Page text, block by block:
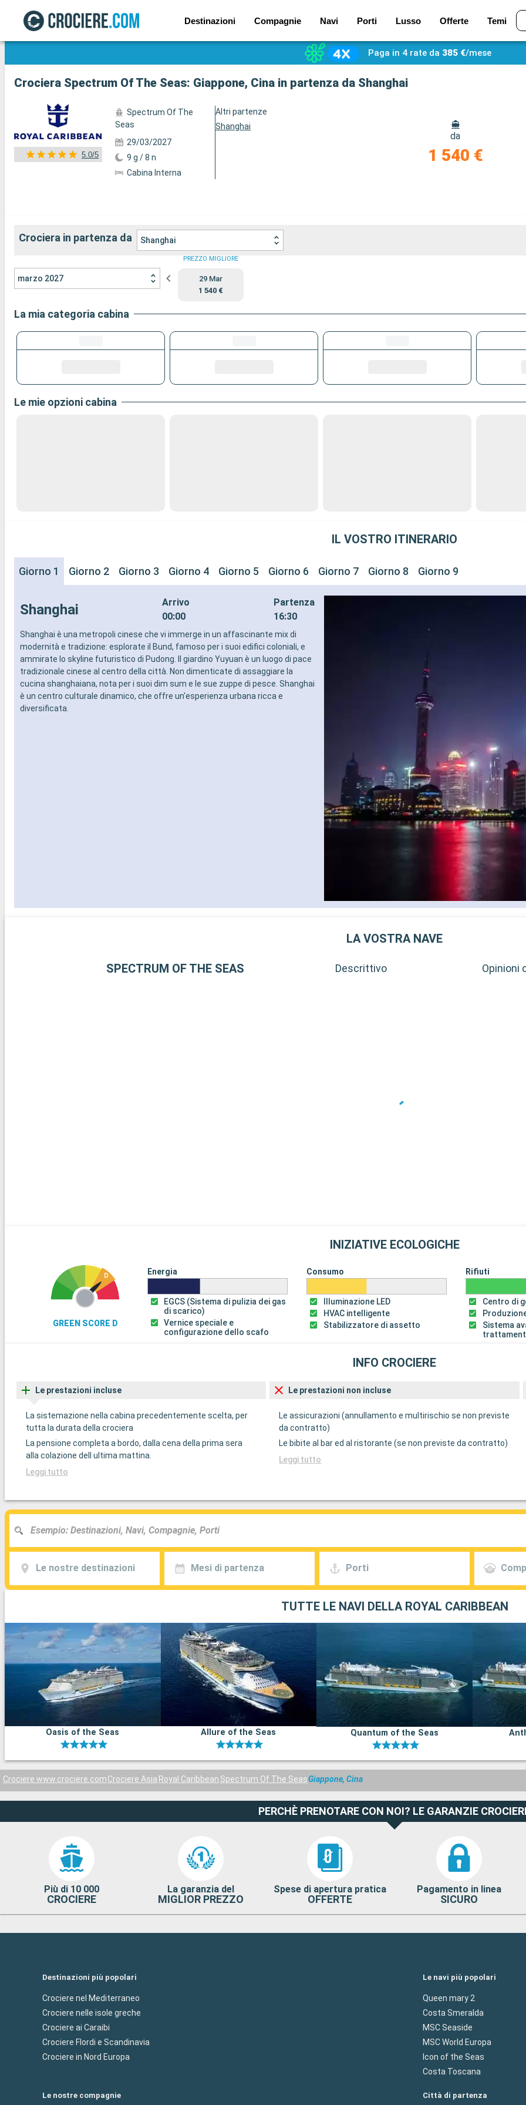
Destinazioni Compagnie Navi Porti Lusso Offerte Temi
Mostra le altre 53 foto
Paga in 4 rate da 385 €/mese
Crociera Spectrum Of The Seas: Giappone, Cina in partenza da Shanghai
5.0/5
Spectrum Of The
Seas
29/03/2027
9 g / 8 n
Cabina Interna
Altri partenze
Shanghai
da
1 540 €
Crociera in partenza da Shanghai
marzo 2027
PREZZO MIGLIORE
29 Mar
1 540 €
La mia categoria cabina
Le mie opzioni cabina
IL VOSTRO ITINERARIO
Giorno 1 Giorno 2 Giorno 3 Giorno 4 Giorno 5 Giorno 6 Giorno 7 Giorno 8 Giorno 9
Shanghai
Arrivo
00:00
Partenza
16:30
Shanghai è una metropoli cinese che vi immerge in un affascinante mix di
modernità e tradizione: esplorate il Bund, famoso per i suoi edifici coloniali, e
ammirate lo skyline futuristico di Pudong. Il giardino Yuyuan è un luogo di pace
tradizionale cinese al centro della città. Non dimenticate di assaggiare la
cucina shanghaiana, nota per i suoi dim sum e le sue zuppe di pesce. Shanghai
è un centro culturale dinamico, che offre un'esperienza urbana ricca e
diversificata.
LA VOSTRA NAVE
SPECTRUM OF THE SEAS Descrittivo Opinioni
INIZIATIVE ECOLOGICHE
GREEN SCORE D
Energia
EGCS (Sistema di pulizia dei gas
di scarico)
Vernice speciale e
configurazione dello scafo
Consumo
Illuminazione LED
HVAC intelligente
Stabilizzatore di assetto
Rifiuti
Centro di
Sistema
INFO CROCIERE
Le prestazioni incluse
La sistemazione nella cabina precedentemente scelta, per
tutta la durata della crociera
La pensione completa a bordo, dalla cena della prima sera
alla colazione dell ultima mattina.
Leggi tutto
Le prestazioni non incluse
Le assicurazioni (annullamento e multirischio se non previste
da contratto)
Le bibite al bar ed al ristorante (se non previste da contratto)
Leggi tutto
Le nostre destinazioni Mesi di partenza Porti
TUTTE LE NAVI DELLA ROYAL CARIBBEAN
Oasis of the Seas Allure of the Seas Quantum of the Seas
Crociere www.crociere.comCrociere Asia Royal Caribbean Spectrum Of The SeasGiappone, Cina
PERCHÈ PRENOTARE CON NOI? LE GARANZIE
Più di 10 000
CROCIERE
La garanzia del
MIGLIOR PREZZO
Spese di apertura pratica
OFFERTE
Pagamento in linea
SICURO
Destinazioni più popolari
Crociere nel Mediterraneo
Crociere nelle isole greche
Crociere ai Caraibi
Crociere Flordi e Scandinavia
Crociere in Nord Europa
Le navi più popolari
Queen mary 2
Costa Smeralda
MSC Seaside
MSC World Europa
Icon of the Seas
Costa Toscana
Le nostre compagnie Città di partenza